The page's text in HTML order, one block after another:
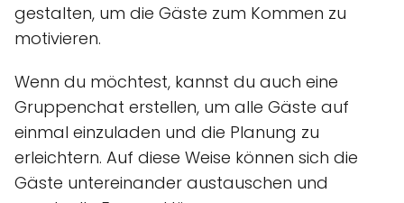
gestalten, um die Gäste zum Kommen zu
motivieren.
Wenn du möchtest, kannst du auch eine
Gruppenchat erstellen, um alle Gäste auf
einmal einzuladen und die Planung zu
erleichtern. Auf diese Weise können sich die
Gäste untereinander austauschen und